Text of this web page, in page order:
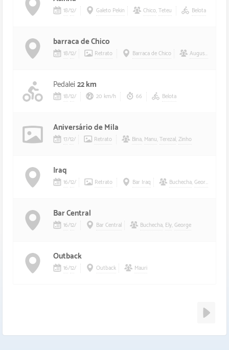
18/12/ Galeto Pekin Chico Teteu Belota
barraca de Chico
18/12/ Retrato Barraca de Chico Augusto
Pedalei22 km
18/12/ 20 km/h 66 Belota
Aniversário de Mila
17/12/ Retrato Bina Manu Terezal Zinho
Iraq
16/12/ Retrato Bar Iraq Buchecha George
Bar Central
16/12/ Bar Central Buchecha Ely George
Outback
16/12/ Outback Mauri